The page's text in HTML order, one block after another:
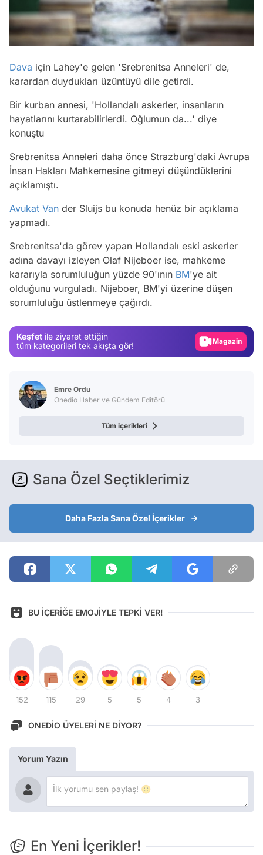
Dava için Lahey'e gelen 'Srebrenitsa Anneleri' de,
karardan duydukları üzüntüyü dile getirdi.
Bir kurban annesi, 'Hollandalı askerler, insanların
hayatlarını kurtarabilirlerdi. Oğlumun da...' diye
konuştu
Srebrenitsa Anneleri daha önce Strazburg'daki Avrupa
İnsan Hakları Mahkemesine gitmeyi düşündüklerini
açıklamıştı.
Avukat Van der Sluijs bu konuda henüz bir açıklama
yapmadı.
Srebrenitsa'da görev yapan Hollandalı eski askerler
adına davayı izleyen Olaf Nijeboer ise, mahkeme
kararıyla sorumluluğun yüzde 90'ının BM'ye ait
olduğunu vurguladı. Nijeboer, BM'yi üzerine düşen
sorumluluğu üstlenmeye çağırdı.
Keşfet ile ziyaret ettiğin
tüm kategorileri tek akışta gör!
Magazin
Emre Ordu
Onedio Haber ve Gündem Editörü
Tüm içerikleri
Sana Özel Seçtiklerimiz
Daha Fazla Sana Özel İçerikler
BU İÇERİĞE EMOJİYLE TEPKİ VER!
152 115 29 5 5 4 3
ONEDİO ÜYELERİ NE DİYOR?
Yorum Yazın
En Yeni İçerikler!